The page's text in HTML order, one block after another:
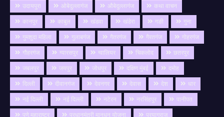
उदायपुरा
ओबेदुल्लागंज औबेदुल्लागंज
कथा वाचन
कानपुर
काबुल खंडवा खंडेरा गङी
गुना
गुमशुदा महिला
गुलाबगंज गैतरगंज गैरतगंज
गोहरगंज
गौहरगंज
ग्यारसपुर ग्वालियर चिकलोद
छतरपुर
जबलपुर
जयपुर जोधपुर दक्षिण मुंबई
दमोह
दिल्ली
दीवानगंज देवनगर देवास देश
धार
नई दिल्ली
नई दिल्ली नटेरन नरसिंहपुर
पानीपत
पुणे महाराष्ट्र
प्रधानमंत्री मानधन योजना प्रयागराज